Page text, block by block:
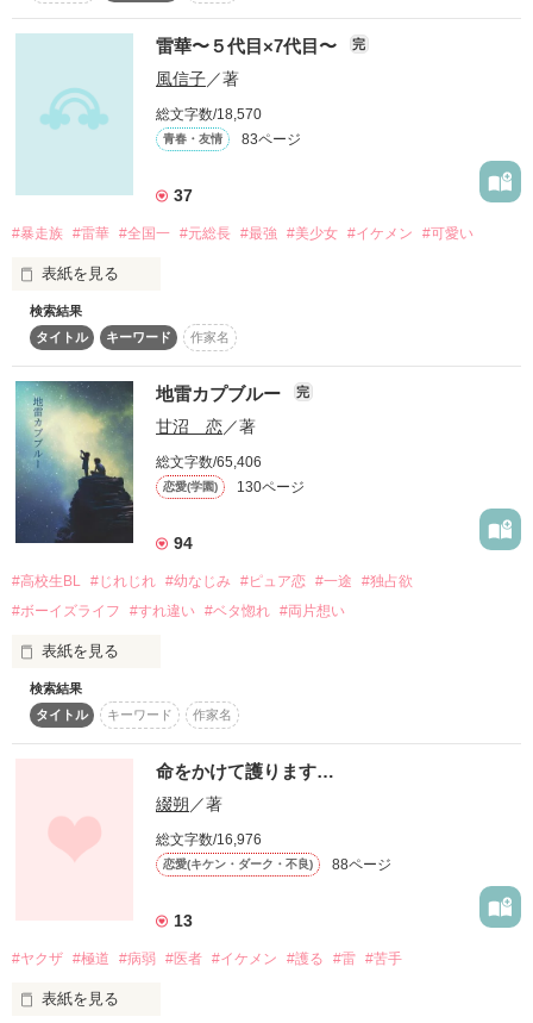
流星～Ryusei～様
ありがとうございます！
感謝の気持ちでいっぱいです！
ジャンル別ランキング\最高2位/
読者数1000名様突破！
作品を読む
「最っ悪……」
「なーにが最悪だって？ぶーちゃん」
どーーーーして帰ってくるの！！
デビル双子が帰ってきちゃった高校生活。
……………終わった。
「嫌です。あたしは奴らと一緒にいます」
なのにあいつを好きになってしまった。
2014/02/23　start
総合&ジャンル別ランキング
＼8位!!／
野いちごGP一次審査通過しました！！
読んでくださった皆様のおかげです♡
ありがとうございます(*^_^*)
＊素敵な感想&レビュー♡thank you＊
あおい♡様
黒猫Naa様
♡愛梨♡様
奏音(♡ˊ艸ˋ)♬*様
◇LaNa◇様
ちゃろん(￣Д￣)ﾉ様
藤嶋 舞美様
♡あおい♡様
＊＊KANA＊＊様
せなぷに様
あなたとの記憶が
―― あなたは、誰？ ――
◈ ◈ ◈
２つの暴走族
《双雷》と《神亀》
出会いも、傷も、対立も
「ここから先は、俺らの領域だ」
苦しくて、愛おしい
「強くなりたい。
どんなことがあっても、
あなたを守れるように」
2019/01/24 表紙作成
雷華〜５代目×7代目〜 完
風信子／著
総文字数/18,570
青春・友情 83ページ
37
#暴走族 #雷華 #全国一 #元総長 #最強 #美少女 #イケメン #可愛い
表紙を見る
全国一の雷華の5代目
               ×
全国一の雷華の7代目
タイトル『雷華』
↓
タイトル『雷華〜５代目×7代目〜』
に変更しました！
♡♡♡♡♡♡♡♡♡♡♡♡♡♡♡
ベリカフェジャンル別ランキング最高36位
♡♡♡♡♡♡♡♡♡♡♡♡♡♡♡
検索結果
タイトル
キーワード 作家名
地雷カプブルー 完
甘沼 恋／著
総文字数/65,406
恋愛(学園) 130ページ
94
#高校生BL #じれじれ #幼なじみ #ピュア恋 #一途
#独占欲
#ボーイズライフ
#すれ違い #ベタ惚れ #両片想い
表紙を見る
☆ゆるキュンBL☆
大好きすぎてつらい
報われない恋だってわかっているんだ
失恋の痛みをごまかすために……
検索結果
タイトル
キーワード 作家名
命をかけて護ります…
綴朔 ／著
総文字数/16,976
恋愛(キケン・ダーク・不良) 88ページ
13
#ヤクザ #極道 #病弱 #医者 #イケメン #護る #雷 #苦手
表紙を見る